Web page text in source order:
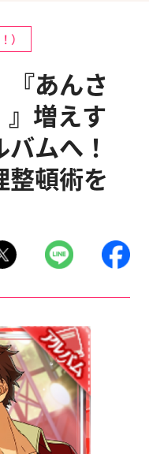
）
『あんさ
』増えす
ムへ！
頓術を